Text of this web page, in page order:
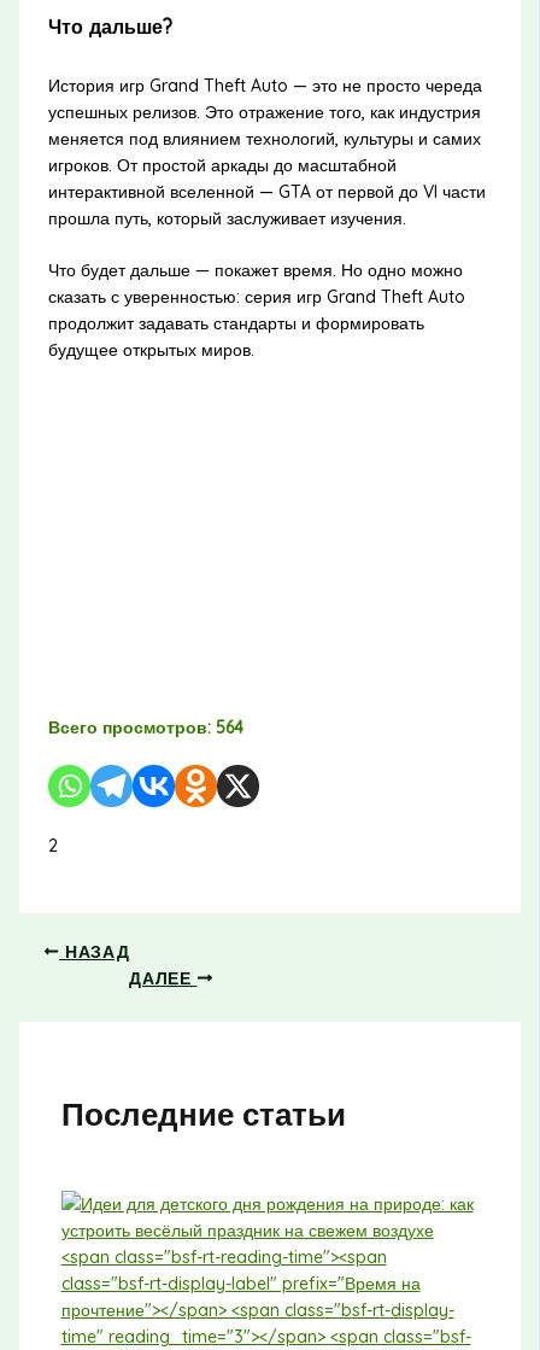
Что дальше?
История игр Grand Theft Auto — это не просто череда
успешных релизов. Это отражение того, как индустрия
меняется под влиянием технологий, культуры и самих
игроков. От простой аркады до масштабной
интерактивной вселенной — GTA от первой до VI части
прошла путь, который заслуживает изучения.
Что будет дальше — покажет время. Но одно можно
сказать с уверенностью: серия игр Grand Theft Auto
продолжит задавать стандарты и формировать
будущее открытых миров.
Всего просмотров: 564
2
НАЗАД
ДАЛЕЕ
Последние статьи